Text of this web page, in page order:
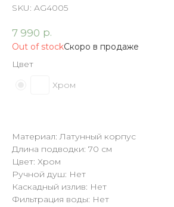
SKU: AG4005
7 990 р.
Out of stock
Цвет
Хром
Материал: Латунный корпус
Длина подводки: 70 см
Цвет: Хром
Ручной душ: Нет
Каскадный излив: Нет
Фильтрация воды: Нет